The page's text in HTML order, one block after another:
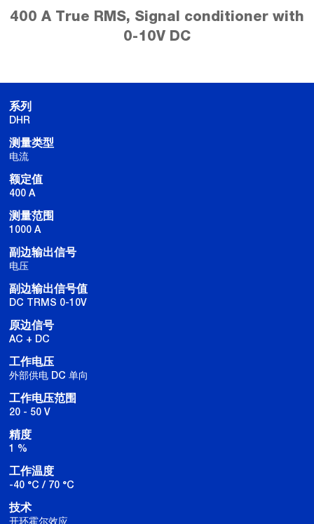
400 A True RMS, Signal conditioner with
0-10V DC
系列
DHR
测量类型
电流
额定值
400 A
测量范围
1000 A
副边输出信号
电压
副边输出信号值
DC TRMS 0-10V
原边信号
AC + DC
工作电压
外部供电 DC 单向
工作电压范围
20 - 50 V
精度
1 %
工作温度
-40 °C / 70 °C
技术
开环霍尔效应